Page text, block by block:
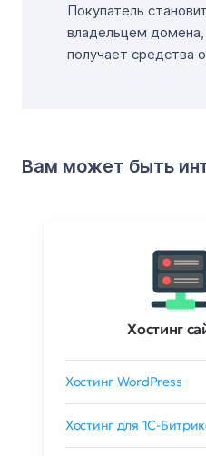
Покупатель
владельцем
получает средства
Вам может быть
Хостинг
Хостинг WordPress
Хостинг для 1C-